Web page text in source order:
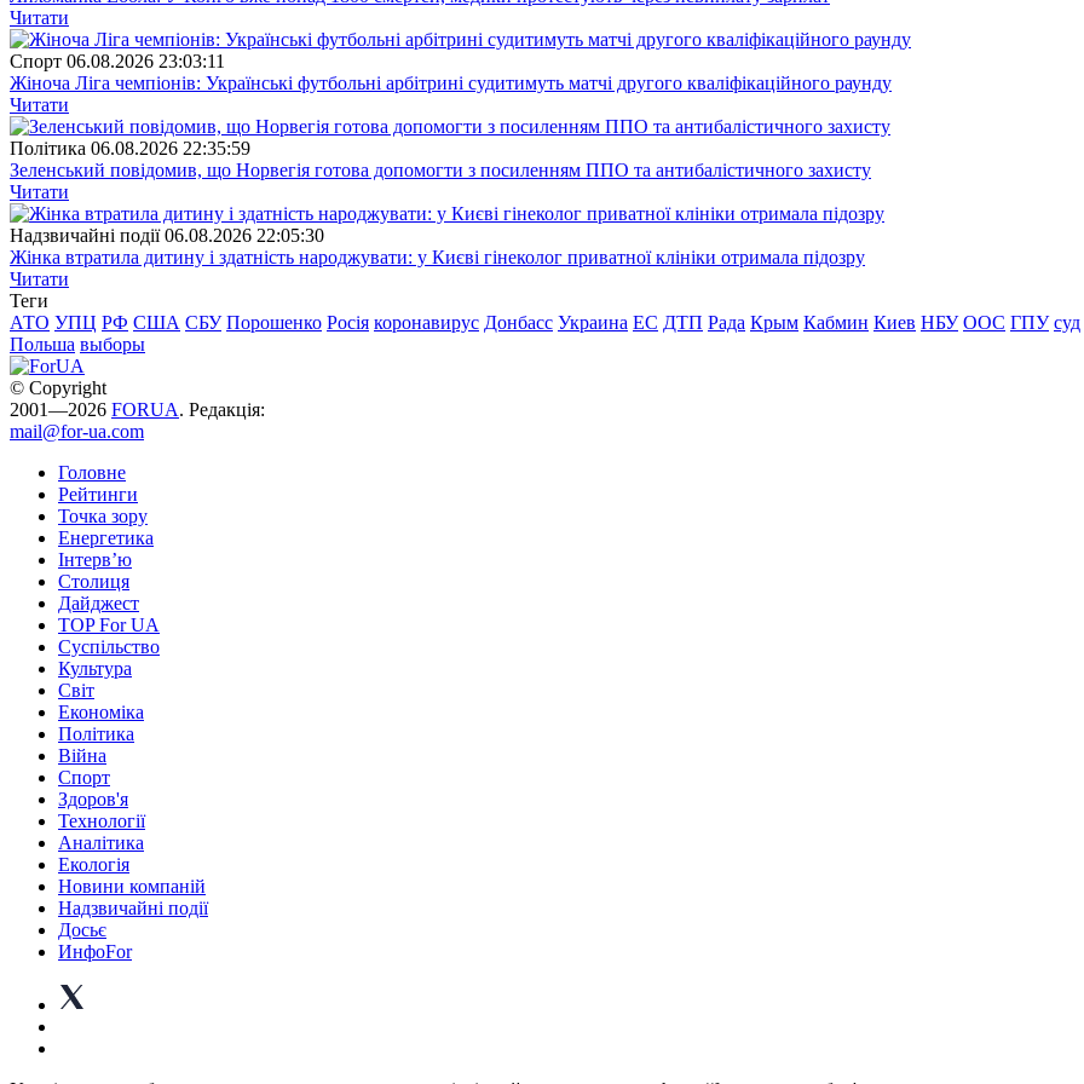
Читати
Спорт 06.08.2026 23:03:11
Жіноча Ліга чемпіонів: Українські футбольні арбітрині судитимуть матчі другого кваліфікаційного раунду
Читати
Полiтика 06.08.2026 22:35:59
Зеленський повідомив, що Норвегія готова допомогти з посиленням ППО та антибалістичного захисту
Читати
Надзвичайні події 06.08.2026 22:05:30
Жінка втратила дитину і здатність народжувати: у Києві гінеколог приватної клініки отримала підозру
Читати
Теги
АТО УПЦ РФ США СБУ Порошенко Росія коронавирус Донбасс Украина ЕС ДТП Рада Крым Кабмин Киев НБУ ООС ГПУ суд
Польша выборы
© Copyright
2001—2026 FORUA. Редакція:
mail@for-ua.com
Головне
Рейтинги
Точка зору
Енергетика
Інтерв’ю
Столиця
Дайджест
TOP For UA
Суспiльство
Культура
Світ
Економіка
Політика
Війна
Спорт
Здоров'я
Технології
Аналітика
Екологія
Новини компаній
Надзвичайні події
Досьє
ИнфоFor